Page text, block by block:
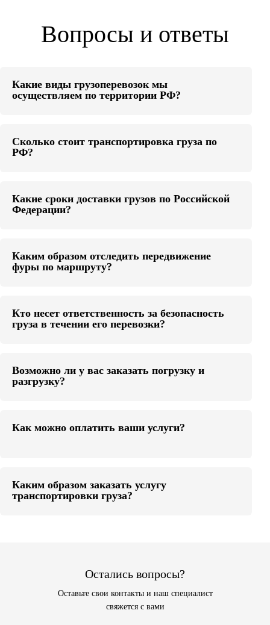
Вопросы и ответы
Какие виды грузоперевозок мы
осуществляем по территории РФ?
Сколько стоит транспортировка груза по
РФ?
Какие сроки доставки грузов по Российской
Федерации?
Каким образом отследить передвижение
фуры по маршруту?
Кто несет ответственность за безопасность
груза в течении его перевозки?
Возможно ли у вас заказать погрузку и
разгрузку?
Как можно оплатить ваши услуги?
Каким образом заказать услугу
транспортировки груза?
Остались вопросы?
Оставьте свои контакты и наш специалист
свяжется с вами